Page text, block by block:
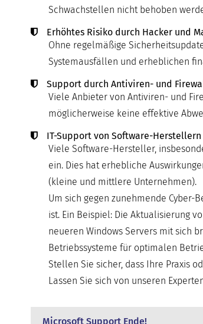
Schwachstellen nicht behoben
Erhöhtes Risiko durch Hacker und
Ohne regelmäßige
Systemausfällen und erheblichen
Support durch Antiviren- und
Viele Anbieter von Antiviren- und
möglicherweise keine effektive
IT-Support von Software-Herstellern
Viele Software-Hersteller,
ein. Dies hat erhebliche
(kleine und mittlere Unternehmen).
Um sich gegen zunehmende
ist. Ein Beispiel: Die Aktualisierung
neueren Windows Servers mit sich
Betriebssysteme für optimalen
Stellen Sie sicher, dass Ihre Praxis
Lassen Sie sich von unseren
Microsoft Support Ende!